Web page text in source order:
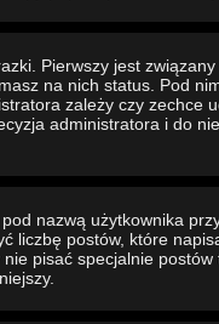
Pierwszy jest
na nich status. Pod
zależy czy zechce
administratora i do
nazwą użytkownika
postów, które
pisać specjalnie